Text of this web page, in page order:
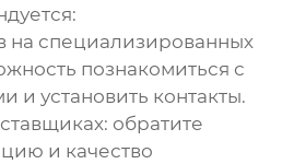
на специализированных
познакомиться с
и установить контакты.
обратите
и качество